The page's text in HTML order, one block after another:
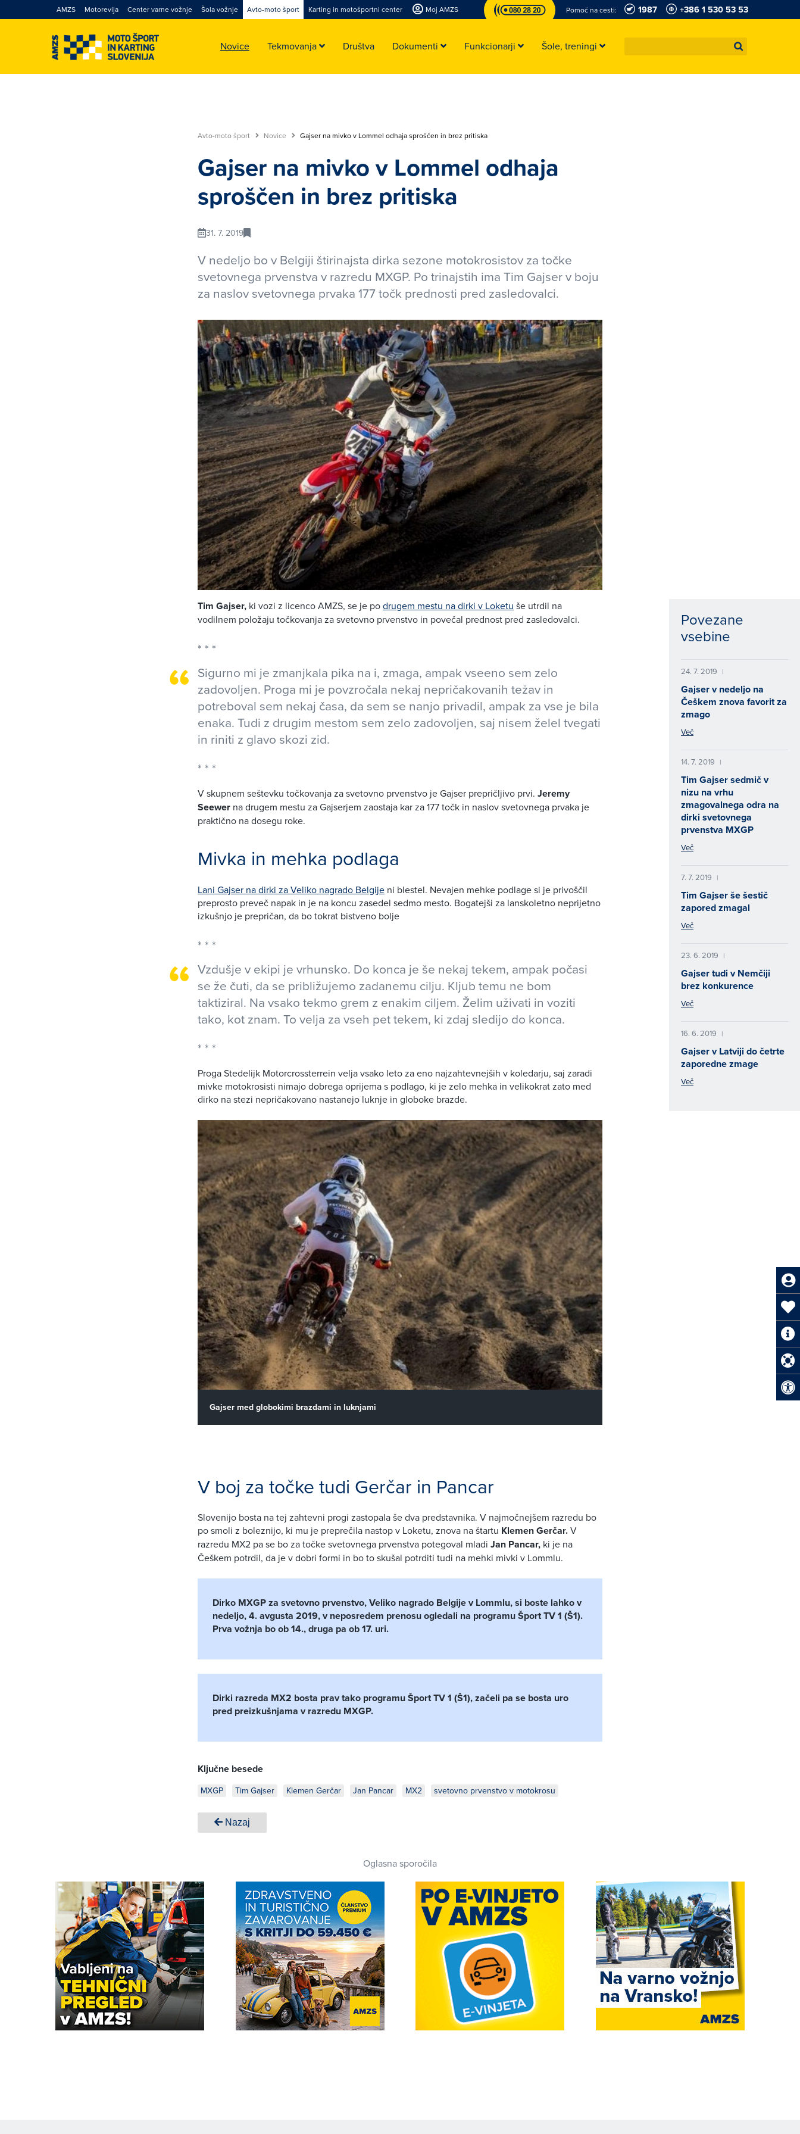
AMZS Motorevija Center varne vožnje Šola vožnje Avto-moto šport Karting in motošportni center Moj AMZS Pomoč na cesti: 1987 +386 1 530 53 53
Novice Tekmovanja Društva Dokumenti Funkcionarji Šole, treningi
Avto-moto šport Novice Gajser na mivko v Lommel odhaja sproščen in brez pritiska
Gajser na mivko v Lommel odhaja
sproščen in brez pritiska
31. 7. 2019
V nedeljo bo v Belgiji štirinajsta dirka sezone motokrosistov za točke
svetovnega prvenstva v razredu MXGP. Po trinajstih ima Tim Gajser v boju
za naslov svetovnega prvaka 177 točk prednosti pred zasledovalci.
Tim Gajser, ki vozi z licenco AMZS, se je podrugem mestu na dirki v Loketu še utrdil na
vodilnem položaju točkovanja za svetovno prvenstvo in povečal prednost pred zasledovalci.
Sigurno mi je zmanjkala pika na i, zmaga, ampak vseeno sem zelo
zadovoljen. Proga mi je povzročala nekaj nepričakovanih težav in
potreboval sem nekaj časa, da sem se nanjo privadil, ampak za vse je bila
enaka. Tudi z drugim mestom sem zelo zadovoljen, saj nisem želel tvegati
in riniti z glavo skozi zid.
V skupnem seštevku točkovanja za svetovno prvenstvo je Gajser prepričljivo prvi. Jeremy
Seewer na drugem mestu za Gajserjem zaostaja kar za 177 točk in naslov svetovnega prvaka je
praktično na dosegu roke.
Mivka in mehka podlaga
Lani Gajser na dirki za Veliko nagrado Belgije ni blestel. Nevajen mehke podlage si je privoščil
preprosto preveč napak in je na koncu zasedel sedmo mesto. Bogatejši za lanskoletno neprijetno
izkušnjo je prepričan, da bo tokrat bistveno bolje
Vzdušje v ekipi je vrhunsko. Do konca je še nekaj tekem, ampak počasi
se že čuti, da se približujemo zadanemu cilju. Kljub temu ne bom
taktiziral. Na vsako tekmo grem z enakim ciljem. Želim uživati in voziti
tako, kot znam. To velja za vseh pet tekem, ki zdaj sledijo do konca.
Proga Stedelijk Motorcrossterrein velja vsako leto za eno najzahtevnejših v koledarju, saj zaradi
mivke motokrosisti nimajo dobrega oprijema s podlago, ki je zelo mehka in velikokrat zato med
dirko na stezi nepričakovano nastanejo luknje in globoke brazde.
Gajser med globokimi brazdami in luknjami
V boj za točke tudi Gerčar in Pancar
Slovenijo bosta na tej zahtevni progi zastopala še dva predstavnika. V najmočnejšem razredu bo
po smoli z boleznijo, ki mu je preprečila nastop v Loketu, znova na štartu Klemen Gerčar.V
razredu MX2 pa se bo za točke svetovnega prvenstva potegoval mladi Jan Pancar, ki je na
Češkem potrdil, da je v dobri formi in bo to skušal potrditi tudi na mehki mivki v Lommlu.
Dirko MXGP za svetovno prvenstvo, Veliko nagrado Belgije v Lommlu, si boste lahko v
nedeljo, 4. avgusta 2019, v neposredem prenosu ogledali na programu Šport TV 1 (Š1).
Prva vožnja bo ob 14., druga pa ob 17. uri.
Dirki razreda MX2 bosta prav tako programu Šport TV 1 (Š1), začeli pa se bosta uro
pred preizkušnjama v razredu MXGP.
Ključne besede
MXGP Tim Gajser Klemen Gerčar Jan Pancar MX2 svetovno prvenstvo v motokrosu
Nazaj
Povezane
vsebine
24. 7. 2019 |
Gajser v nedeljo na
Češkem znova favorit za
zmago
Več
14. 7. 2019 |
Tim Gajser sedmič v
nizu na vrhu
zmagovalnega odra na
dirki svetovnega
prvenstva MXGP
Več
7. 7. 2019 |
Tim Gajser še šestič
zapored zmagal
Več
23. 6. 2019 |
Gajser tudi v Nemčiji
brez konkurence
Več
16. 6. 2019 |
Gajser v Latviji do četrte
zaporedne zmage
Več
Oglasna sporočila